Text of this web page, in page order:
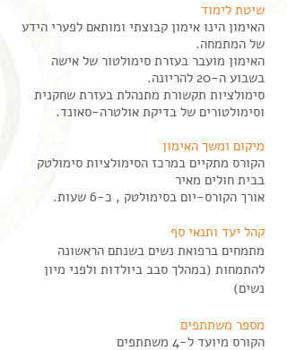
שיטת לימוד
האימון הינו אימון קבוצתי ומותאם לפערי הידע
של המתמחה.
האימון מועבר בעזרת סימולטור של אישה
בשבוע ה-20 להריונה.
סימולציות תקשורת מתנהלת בעזרת שחקנית
וסימולטורים של בדיקת אולטרה-סאונד.
מיקום ומשך האימון
הקורס מתקיים במרכז הסימולציות סימולטק
בבית חולים מאיר
אורך הקורס-יום בסימולטק , כ-6 שעות.
קהל יעד ותנאי סף
מתמחים ברפואת נשים בשנתם הראשונה
להתמחות (במהלך סבב ביולדות ולפני מיון
נשים)
מספר משתתפים
הקורס מיועד ל-4 משתתפים